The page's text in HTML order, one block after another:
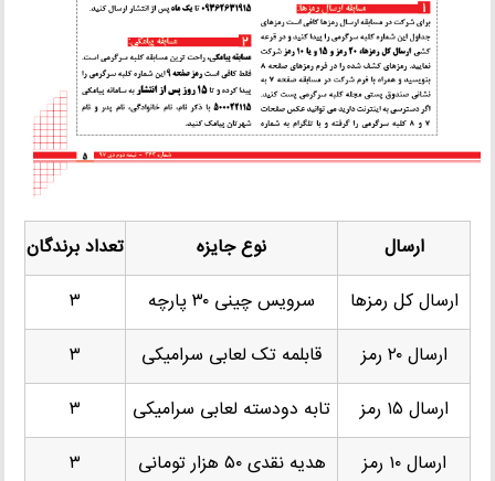
ارسال نوع جایزه
تعداد برندگان
ارسال کل رمزها
سرویس چینی ۳۰ پارچه
۳
ارسال ۲۰ رمز
قابلمه تک لعابی سرامیکی
۳
ارسال ۱۵ رمز
تابه دودسته لعابی سرامیکی
۳
ارسال ۱۰ رمز
هدیه نقدی ۵۰ هزار تومانی
۳